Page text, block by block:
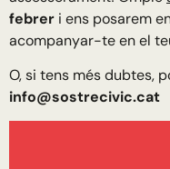
febrer i ens posarem
acompanyar-te en el
O, si tens més dubtes,
info@sostrecivic.cat